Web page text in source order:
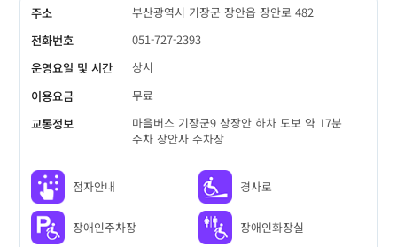
주소
부산광역시 기장군 장안읍 장안로 482
전화번호
051-727-2393
운영요일 및 시간
상시
이용요금
무료
교통정보
마을버스 기장군9 상장안 하차 도보 약 17분
주차 장안사 주차장
점자안내 경사로
장애인주차장 장애인화장실